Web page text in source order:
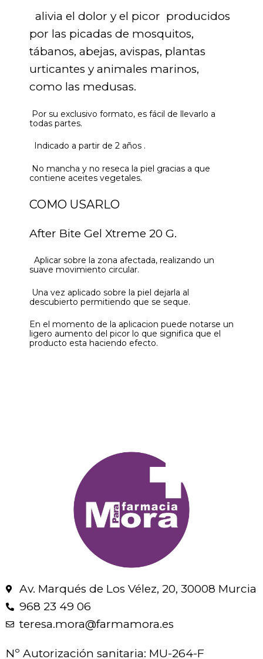
alivia el dolor y el picor producidos
por las picadas de mosquitos,
tábanos, abejas, avispas, plantas
urticantes y animales marinos,
como las medusas.
Por su exclusivo formato, es fácil de llevarlo a
todas partes.
Indicado a partir de 2 años .
No mancha y no reseca la piel gracias a que
contiene aceites vegetales.
COMO USARLO
After Bite Gel Xtreme 20 G.
Aplicar sobre la zona afectada, realizando un
suave movimiento circular.
Una vez aplicado sobre la piel dejarla al
descubierto permitiendo que se seque.
En el momento de la aplicacion puede notarse un
ligero aumento del picor lo que significa que el
producto esta haciendo efecto.
Av. Marqués de Los Vélez, 20, 30008 Murcia
968 23 49 06
teresa.mora@farmamora.es
Nº Autorización sanitaria: MU-264-F